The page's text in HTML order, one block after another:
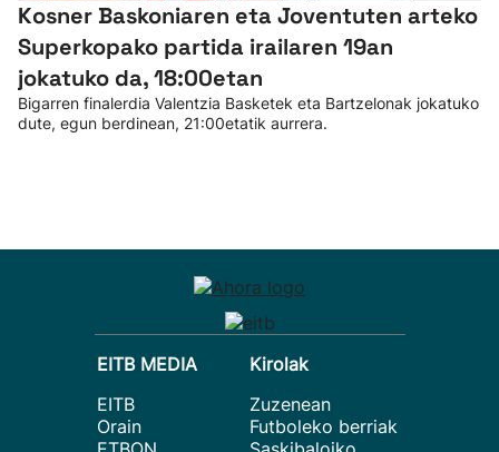
Kosner Baskoniaren eta Joventuten arteko
Superkopako partida irailaren 19an
jokatuko da, 18:00etan
Bigarren finalerdia Valentzia Basketek eta Bartzelonak jokatuko
dute, egun berdinean, 21:00etatik aurrera.
EITB MEDIA
EITB
Orain
Kirolak
Zuzenean
Futboleko berriak